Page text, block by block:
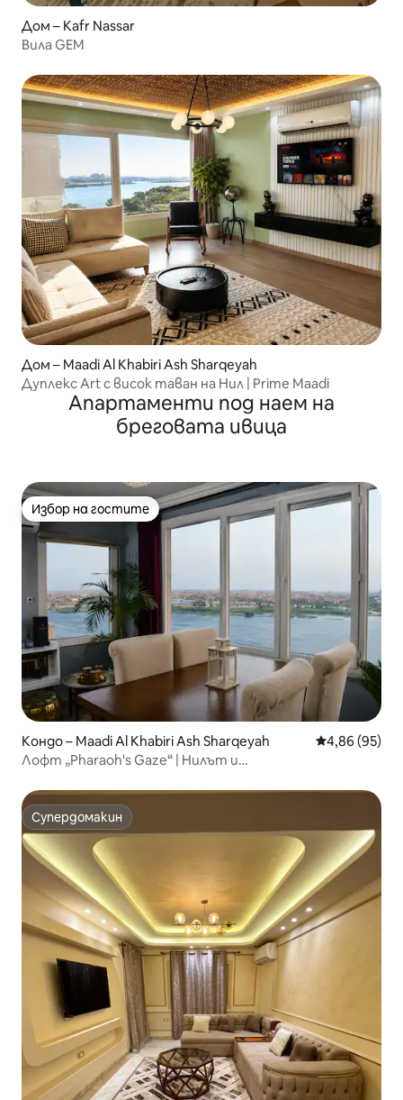
Дом – Kafr Nassar
Вила GEM
Дом – Maadi Al Khabiri Ash Sharqeyah
Дуплекс Art с висок таван на Нил | Prime Maadi
Апартаменти под наем на
бреговата ивица
Избор на гостите
Избор на гостите
Кондо – Maadi Al Khabiri Ash Sharqeyah Средна
4,86 (95)
Лофт „Pharaoh's Gaze“ | Нилът и
Супердомакин
Супердомакин